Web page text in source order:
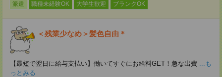
派遣
職種未経験OK 大学生歓迎 ブランクOK
＜残業少なめ＞髪色自由＊
【最短で翌日に給与支払い】働いてすぐにお給料GET！急な出費 ...も
っとみる